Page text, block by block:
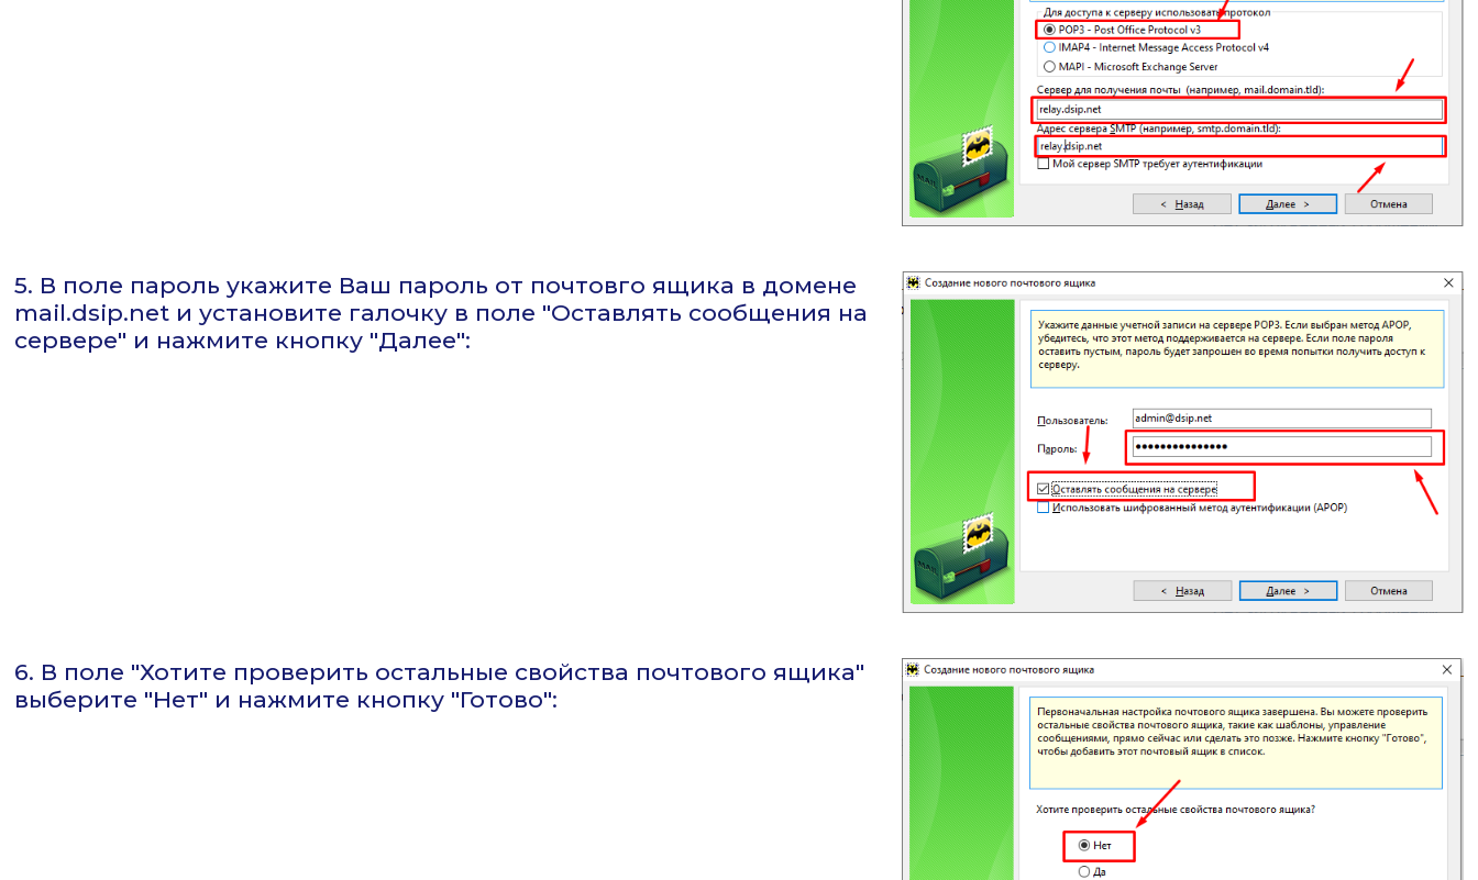
5. В поле пароль укажите Ваш пароль от почтовго ящика в домене
mail.dsip.net и установите галочку в поле "Оставлять сообщения на
сервере" и нажмите кнопку "Далее":
6. В поле "Хотите проверить остальные свойства почтового ящика"
выберите "Нет" и нажмите кнопку "Готово":